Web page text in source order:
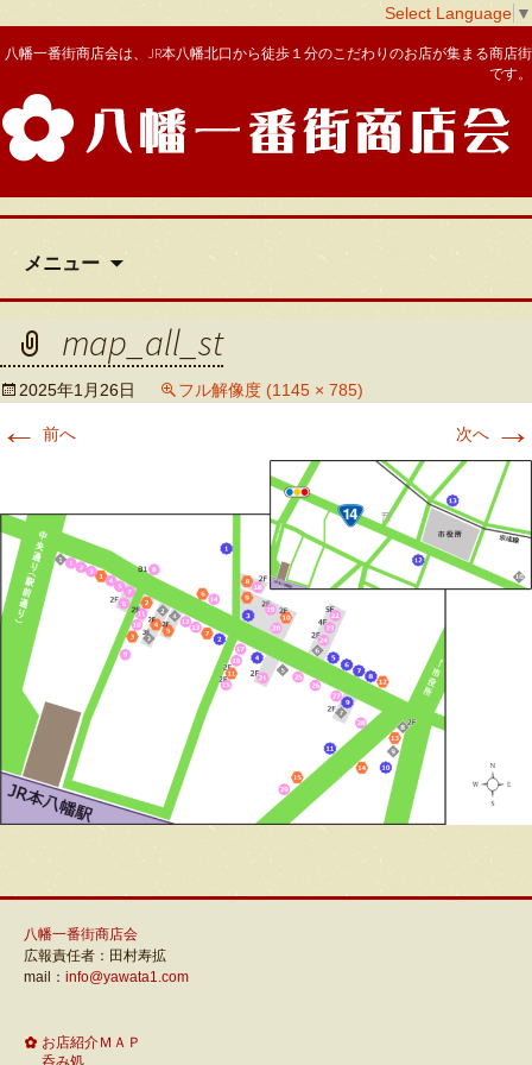
Select Language ▼
八幡一番街商店会
八幡一番街商店会は、JR本八幡北口から徒歩１分のこだわりのお店が集まる商店街
です。
メニュー
テ
ツ
へ
移
map_all_st
2025年1月26日 フル解像度 (1145 × 785)
← 前へ 次へ →
八幡一番街商店会
広報責任者：田村寿拡
mail： info@yawata1.com
お店紹介ＭＡＰ